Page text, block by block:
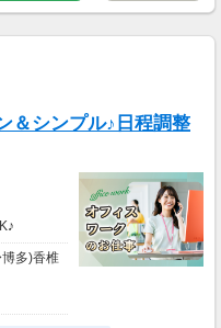
種類に
す）
なる場
シンプル♪日程調整
多)香椎